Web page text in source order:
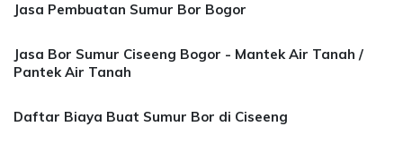
Jasa Pembuatan Sumur Bor Bogor
Jasa Bor Sumur Ciseeng Bogor - Mantek Air Tanah /
Pantek Air Tanah
Daftar Biaya Buat Sumur Bor di Ciseeng